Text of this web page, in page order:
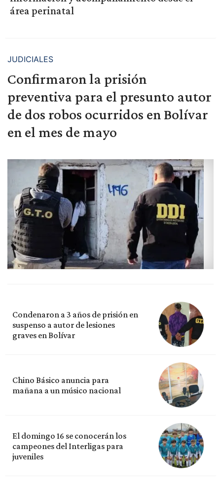
área perinatal
JUDICIALES
Confirmaron la prisión
preventiva para el presunto autor
de dos robos ocurridos en Bolívar
en el mes de mayo
Condenaron a 3 años de prisión en
suspenso a autor de lesiones
graves en Bolívar
Chino Básico anuncia para
mañana a un músico nacional
El domingo 16 se conocerán los
campeones del Interligas para
juveniles